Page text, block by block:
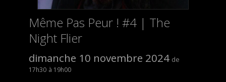
Même Pas Peur ! #4 | The
Night Flier
dimanche 10 novembre 2024
17h30 19h00